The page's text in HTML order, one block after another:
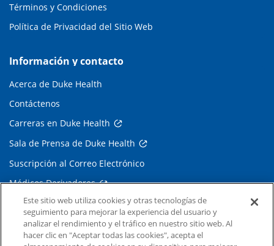
Términos y Condiciones
Política de Privacidad del Sitio Web
Información y contacto
Acerca de Duke Health
Contáctenos
Carreras en Duke Health
Sala de Prensa de Duke Health
Suscripción al Correo Electrónico
Médicos Derivadores
Enlaces relacionados
Duke Cancer Institute
Este sitio web utiliza cookies y otras tecnologías de
seguimiento para mejorar la experiencia del usuario y
analizar el rendimiento y el tráfico en nuestro sitio web. Al
hacer clic en "Aceptar todas las cookies", acepta el